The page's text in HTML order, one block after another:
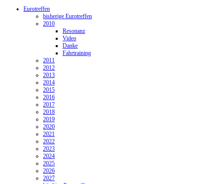
Eurotreffen
bisherige Eurotreffen
2010
Resonanz
Video
Danke
Fahrtraining
2011
2012
2013
2014
2015
2016
2017
2018
2019
2020
2021
2022
2023
2024
2025
2026
2027